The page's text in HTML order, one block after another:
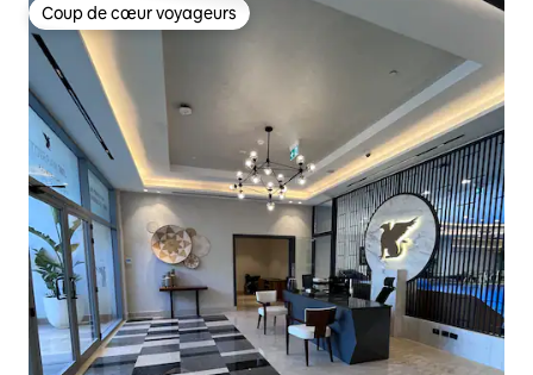
Coup de cœur voyageurs
Coup de cœur voyageurs